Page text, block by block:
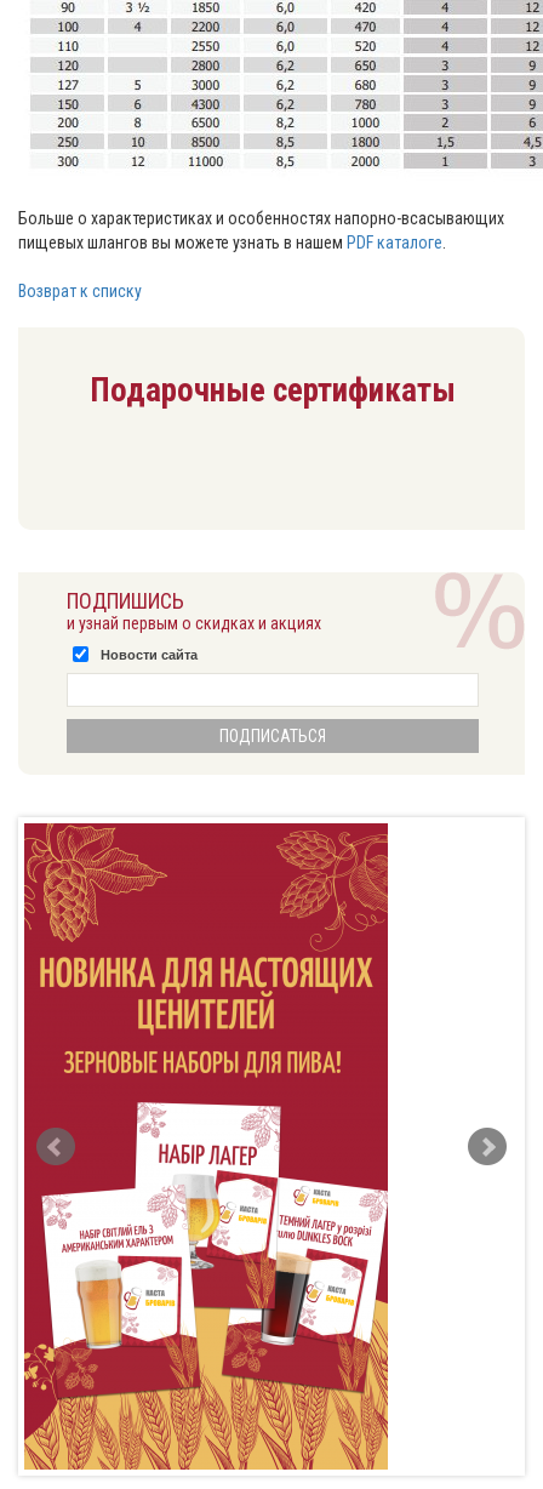
Больше о характеристиках и особенностях напорно-всасывающих
пищевых шлангов вы можете узнать в нашем PDF каталоге
Возврат к списку
Подарочные сертификаты
ПОДПИШИСЬ
и узнай первым о скидках и акциях
Новости сайта